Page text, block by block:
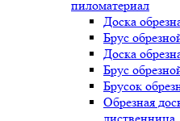
пиломатериал
Доска
Брус
Доска
Брус
Брусок
Обрезная